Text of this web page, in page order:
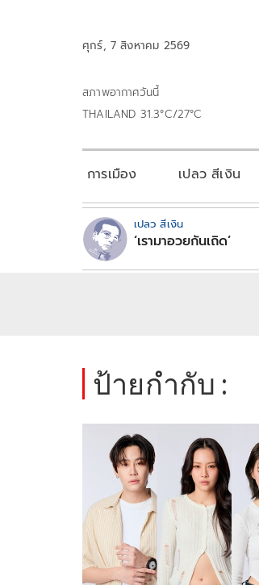
ศุกร์, 7 สิงหาคม 2569
สภาพอากาศวันนี้
THAILAND 31.3°C/27°C
การเมือง เปลว สีเงิน
เปลว สีเงิน
‘เรามาอวยกันเถิด’
ป้ายกำกับ :